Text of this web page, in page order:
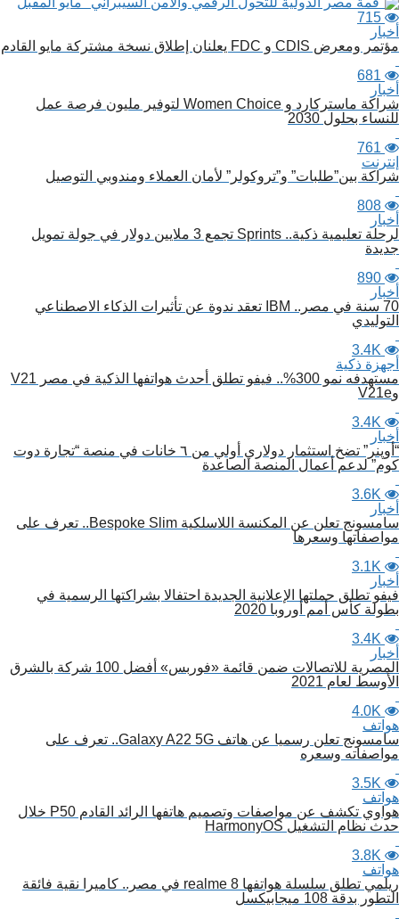
715
أخبار
مؤتمر ومعرض CDIS و FDC يعلنان إطلاق نسخة مشتركة مايو القادم
681
أخبار
شراكة ماستركارد و Women Choice لتوفير مليون فرصة عمل
للنساء بحلول 2030
761
إنترنت
شراكة بين”طلبات” و”تروكولر” لأمان العملاء ومندوبي التوصيل
808
أخبار
لرحلة تعليمية ذكية.. Sprints تجمع 3 ملايين دولار في جولة تمويل
جديدة
890
أخبار
70 سنة في مصر.. IBM تعقد ندوة عن تأثيرات الذكاء الاصطناعي
التوليدي
3.4K
أجهزة ذكية
مستهدفه نمو 300%.. فيفو تطلق أحدث هواتفها الذكية في مصر V21
وV21e
3.4K
أخبار
“أوپنر” تضخ استثمار دولاري أولي من ٦ خانات في منصة “تجارة دوت
كوم” لدعم أعمال المنصة الصاعدة
3.6K
أخبار
سامسونج تعلن عن المكنسة اللاسلكية Bespoke Slim.. تعرف على
مواصفاتها وسعرها
3.1K
أخبار
فيفو تطلق حملتها الإعلانية الجديدة احتفالا بشراكتها الرسمية في
بطولة كأس أمم أوروبا 2020
3.4K
أخبار
المصرية للاتصالات ضمن قائمة «فوربس» أفضل 100 شركة بالشرق
الأوسط لعام 2021
4.0K
هواتف
سامسونج تعلن رسميا عن هاتف Galaxy A22 5G.. تعرف على
مواصفاته وسعره
3.5K
هواتف
هواوي تكشف عن مواصفات وتصميم هاتفها الرائد القادم P50 خلال
حدث نظام التشغيل HarmonyOS
3.8K
هواتف
ريلمي تطلق سلسلة هواتفها realme 8 في مصر.. كاميرا نقية فائقة
التطور بدقة 108 ميجابيكسل